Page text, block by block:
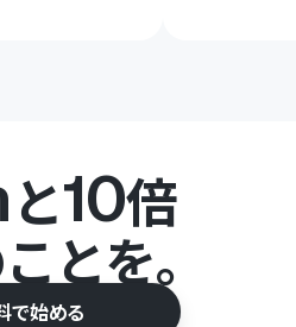
と10倍
とを。
で始める